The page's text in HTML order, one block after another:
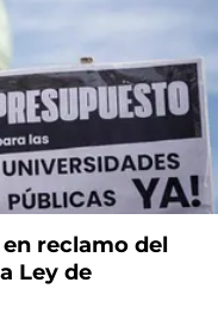
reclamo del
Ley de